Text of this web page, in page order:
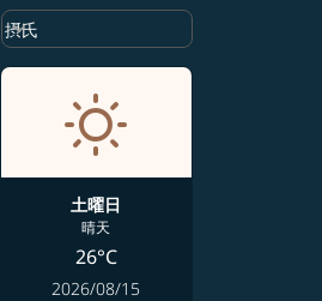
Weather unit option 摂氏 Selected
摂氏
keyboard_arrow_down
土曜日
晴天
26°C
2026/08/15